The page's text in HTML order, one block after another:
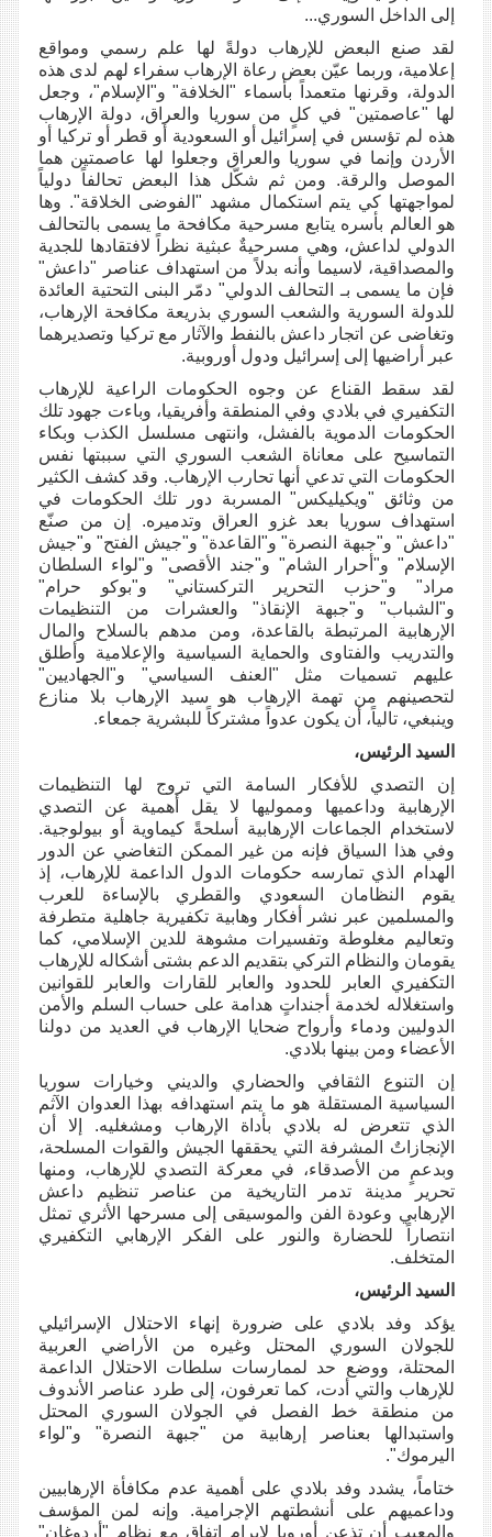
إلى الداخل السوري...
لقد صنع البعض للإرهاب دولةً لها علم رسمي ومواقع
إعلامية، وربما عيّن بعض رعاة الإرهاب سفراء لهم لدى هذه
الدولة، وقرنها متعمداً بأسماء "الخلافة" و"الإسلام"، وجعل
لها "عاصمتين" في كلٍ من سوريا والعراق، دولة الإرهاب
هذه لم تؤسس في إسرائيل أو السعودية أو قطر أو تركيا أو
الأردن وإنما في سوريا والعراق وجعلوا لها عاصمتين هما
الموصل والرقة. ومن ثم شكّل هذا البعض تحالفاً دولياً
لمواجهتها كي يتم استكمال مشهد "الفوضى الخلاقة". وها
هو العالم بأسره يتابع مسرحية مكافحة ما يسمى بالتحالف
الدولي لداعش، وهي مسرحيةٌ عبثية نظراً لافتقادها للجدية
والمصداقية، لاسيما وأنه بدلاً من استهداف عناصر "داعش"
فإن ما يسمى بـ التحالف الدولي" دمّر البنى التحتية العائدة
للدولة السورية والشعب السوري بذريعة مكافحة الإرهاب،
وتغاضى عن اتجار داعش بالنفط والآثار مع تركيا وتصديرهما
عبر أراضيها إلى إسرائيل ودول أوروبية.
لقد سقط القناع عن وجوه الحكومات الراعية للإرهاب
التكفيري في بلادي وفي المنطقة وأفريقيا، وباءت جهود تلك
الحكومات الدموية بالفشل، وانتهى مسلسل الكذب وبكاء
التماسيح على معاناة الشعب السوري التي سببتها نفس
الحكومات التي تدعي أنها تحارب الإرهاب. وقد كشف الكثير
من وثائق "ويكيليكس" المسربة دور تلك الحكومات في
استهداف سوريا بعد غزو العراق وتدميره. إن من صنّع
"داعش" و"جبهة النصرة" و"القاعدة" و"جيش الفتح" و"جيش
الإسلام" و"أحرار الشام" و"جند الأقصى" و"لواء السلطان
مراد" و"حزب التحرير التركستاني" و"بوكو حرام"
و"الشباب" و"جبهة الإنقاذ" والعشرات من التنظيمات
الإرهابية المرتبطة بالقاعدة، ومن مدهم بالسلاح والمال
والتدريب والفتاوى والحماية السياسية والإعلامية وأطلق
عليهم تسميات مثل "العنف السياسي" و"الجهاديين"
لتحصينهم من تهمة الإرهاب هو سيد الإرهاب بلا منازع
وينبغي، تالياً، أن يكون عدواً مشتركاً للبشرية جمعاء.
السيد الرئيس،
إن التصدي للأفكار السامة التي تروج لها التنظيمات
الإرهابية وداعميها ومموليها لا يقل أهمية عن التصدي
لاستخدام الجماعات الإرهابية أسلحةً كيماوية أو بيولوجية.
وفي هذا السياق فإنه من غير الممكن التغاضي عن الدور
الهدام الذي تمارسه حكومات الدول الداعمة للإرهاب، إذ
يقوم النظامان السعودي والقطري بالإساءة للعرب
والمسلمين عبر نشر أفكار وهابية تكفيرية جاهلية متطرفة
وتعاليم مغلوطة وتفسيرات مشوهة للدين الإسلامي، كما
يقومان والنظام التركي بتقديم الدعم بشتى أشكاله للإرهاب
التكفيري العابر للحدود والعابر للقارات والعابر للقوانين
واستغلاله لخدمة أجنداتٍ هدامة على حساب السلم والأمن
الدوليين ودماء وأرواح ضحايا الإرهاب في العديد من دولنا
الأعضاء ومن بينها بلادي.
إن التنوع الثقافي والحضاري والديني وخيارات سوريا
السياسية المستقلة هو ما يتم استهدافه بهذا العدوان الآثم
الذي تتعرض له بلادي بأداة الإرهاب ومشغليه. إلا أن
الإنجازاتٌ المشرفة التي يحققها الجيش والقوات المسلحة،
وبدعمٍ من الأصدقاء، في معركة التصدي للإرهاب، ومنها
تحرير مدينة تدمر التاريخية من عناصر تنظيم داعش
الإرهابي وعودة الفن والموسيقى إلى مسرحها الأثري تمثل
انتصاراً للحضارة والنور على الفكر الإرهابي التكفيري
المتخلف.
السيد الرئيس،
يؤكد وفد بلادي على ضرورة إنهاء الاحتلال الإسرائيلي
للجولان السوري المحتل وغيره من الأراضي العربية
المحتلة، ووضع حد لممارسات سلطات الاحتلال الداعمة
للإرهاب والتي أدت، كما تعرفون، إلى طرد عناصر الأندوف
من منطقة خط الفصل في الجولان السوري المحتل
واستبدالها بعناصر إرهابية من "جبهة النصرة" و"لواء
اليرموك".
ختاماً، يشدد وفد بلادي على أهمية عدم مكافأة الإرهابيين
وداعميهم على أنشطتهم الإجرامية. وإنه لمن المؤسف
والمعيب أن تذعن أوروبا لإبرام اتفاق مع نظام "أردوغان"